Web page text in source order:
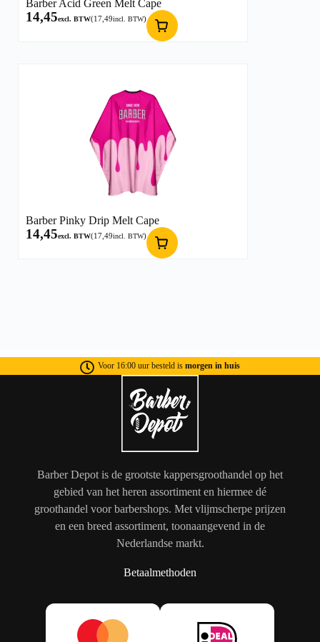
Barber Acid Green Melt Cape
14,45excl. BTW(17,49incl. BTW)
Barber Pinky Drip Melt Cape
14,45excl. BTW(17,49incl. BTW)
Voor 16:00 uur besteld is morgen in huis
Barber Depot is de grootste kappersgroothandel op het
gebied van het heren assortiment en hiermee dé
groothandel voor barbershops. Met vlijmscherpe prijzen
en een breed assortiment, toonaangevend in de
Nederlandse markt.
Betaalmethoden